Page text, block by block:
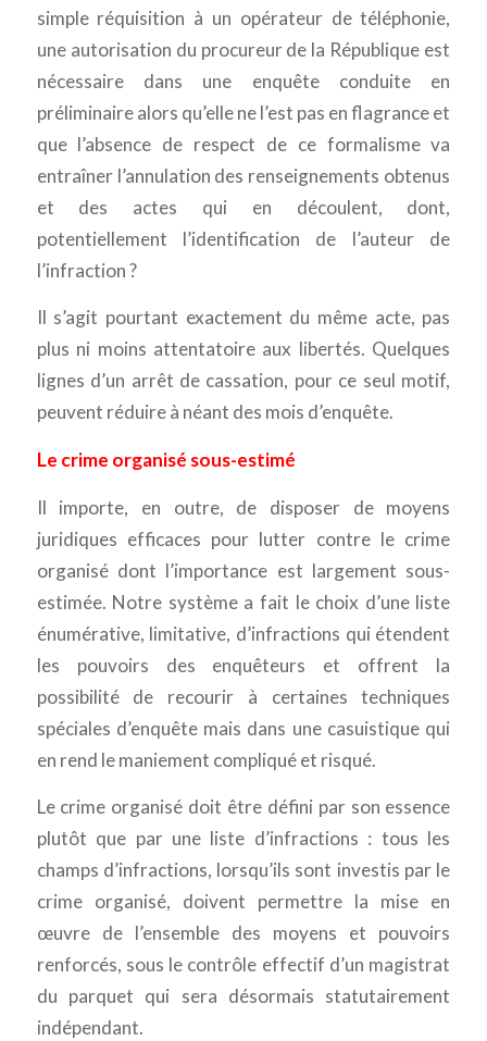
simple réquisition à un opérateur de téléphonie,
une autorisation du procureur de la République est
nécessaire dans une enquête conduite en
préliminaire alors qu’elle ne l’est pas en flagrance et
que l’absence de respect de ce formalisme va
entraîner l’annulation des renseignements obtenus
et des actes qui en découlent, dont,
potentiellement l’identification de l’auteur de
l’infraction ?
Il s’agit pourtant exactement du même acte, pas
plus ni moins attentatoire aux libertés. Quelques
lignes d’un arrêt de cassation, pour ce seul motif,
peuvent réduire à néant des mois d’enquête.
Le crime organisé sous-estimé
Il importe, en outre, de disposer de moyens
juridiques efficaces pour lutter contre le crime
organisé dont l’importance est largement sous-
estimée. Notre système a fait le choix d’une liste
énumérative, limitative, d’infractions qui étendent
les pouvoirs des enquêteurs et offrent la
possibilité de recourir à certaines techniques
spéciales d’enquête mais dans une casuistique qui
en rend le maniement compliqué et risqué.
Le crime organisé doit être défini par son essence
plutôt que par une liste d’infractions : tous les
champs d’infractions, lorsqu’ils sont investis par le
crime organisé, doivent permettre la mise en
œuvre de l’ensemble des moyens et pouvoirs
renforcés, sous le contrôle effectif d’un magistrat
du parquet qui sera désormais statutairement
indépendant.